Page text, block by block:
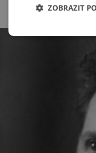
ZOBRAZIT